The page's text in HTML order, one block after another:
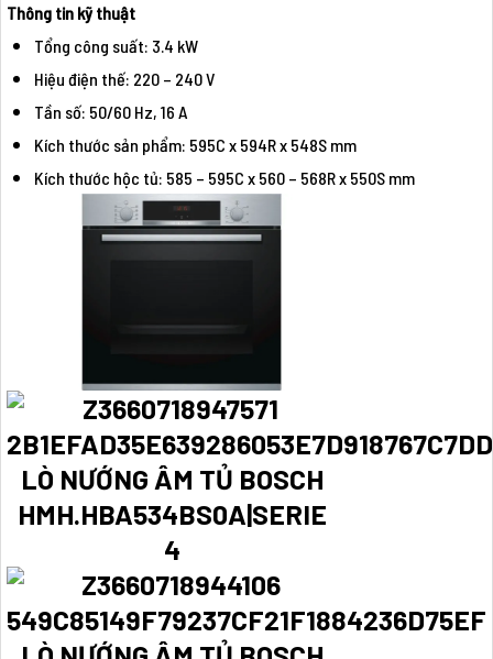
Thông tin kỹ thuật
Tổng công suất: 3.4 kW
Hiệu điện thế: 220 – 240 V
Tần số: 50/60 Hz, 16 A
Kích thước sản phẩm: 595C x 594R x 548S mm
Kích thước hộc tủ: 585 – 595C x 560 – 568R x 550S mm